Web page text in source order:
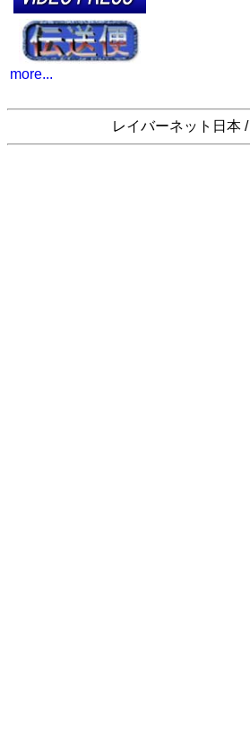
more...
レイバーネット日本 /